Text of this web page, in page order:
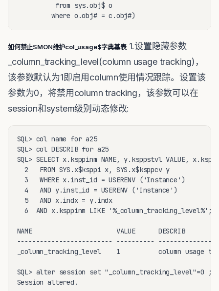
          from sys.obj$ o
         where o.obj# = c.obj#)
如何禁止SMON维护col_usage$字典基表1.设置隐藏参数
_column_tracking_level(column usage tracking)，
该参数默认为1即启用column使用情况跟踪。设置该
参数为0，将禁用column tracking，该参数可以在
session和system级别动态修改:
SQL> col name for a25
SQL> col DESCRIB for a25
SQL> SELECT x.ksppinm NAME, y.ksppstvl VALUE,
  2   FROM SYS.x$ksppi x, SYS.x$ksppcv y
  3   WHERE x.inst_id = USERENV ('Instance')
  4   AND y.inst_id = USERENV ('Instance')
  5   AND x.indx = y.indx
  6  AND x.ksppinm LIKE '%_column_tracking_level%';
NAME                      VALUE      DESCRIB
------------------------- ----------
_column_tracking_level    1          column usage
SQL> alter session set "_column_tracking_level"=0 ;
Session altered.